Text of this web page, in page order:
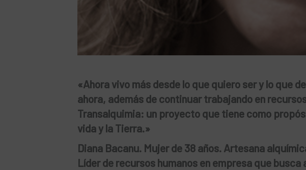
«Ahora vivo más desde lo que quiero ser y lo que
ahora, además de continuar trabajando en
Transalquimia: un proyecto que tiene como
vida y la Tierra.»
Diana Bacanu. Mujer de 38 años. Artesana
Líder de recursos humanos en empresa que